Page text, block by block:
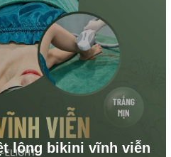
lông bikini vĩnh viễn